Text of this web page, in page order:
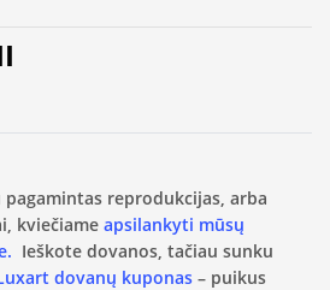
reprodukcijas, arba
kviečiame apsilankyti mūsų
Ieškote dovanos, tačiau sunku
dovanų kuponas – puikus